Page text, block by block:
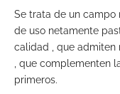
Se trata de un campo
de uso netamente
calidad , que admiten
, que complementen
primeros.